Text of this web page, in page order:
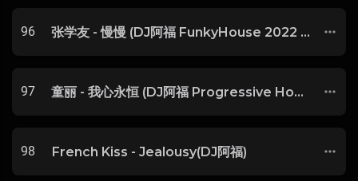
96 张学友 - 慢慢 (DJ阿福 FunkyHouse 2022 Mix)
97 童丽 - 我心永恒 (DJ阿福 Progressive House Remix)
98 French Kiss - Jealousy(DJ阿福)